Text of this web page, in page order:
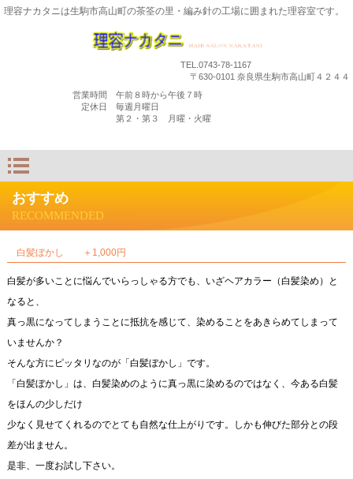
理容ナカタニは生駒市高山町の茶筌の里・編み針の工場に囲まれた理容室です。
TEL.0743-78-1167
〒630-0101 奈良県生駒市高山町４２４４
営業時間 午前８時から午後７時
定休日 毎週月曜日
第２・第３ 月曜・火曜
おすすめ
RECOMMENDED
白髪ぼかし ＋1,000円
白髪が多いことに悩んでいらっしゃる方でも、いざヘアカラー（白髪染め）と
なると、
真っ黒になってしまうことに抵抗を感じて、染めることをあきらめてしまって
いませんか？
そんな方にピッタリなのが「白髪ぼかし」です。
「白髪ぼかし」は、白髪染めのように真っ黒に染めるのではなく、今ある白髪
をほんの少しだけ
少なく見せてくれるのでとても自然な仕上がりです。しかも伸びた部分との段
差が出ません。
是非、一度お試し下さい。